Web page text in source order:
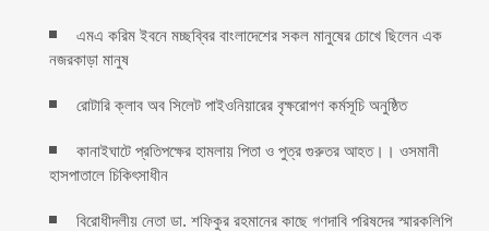
এমএ করিম ইবনে মচ্ছব্বির বাংলাদেশের সকল মানুষের চোখে ছিলেন এক
নজরকাড়া মানুষ ‎
রোটারি ক্লাব অব সিলেট পাইওনিয়ারের বৃক্ষরোপণ কর্মসূচি অনুষ্ঠিত
কানাইঘাটে প্রতিপক্ষের হামলায় পিতা ও পুত্র গুরুতর আহত।। ওসমানী
হাসপাতালে চিকিৎসাধীন
বিরোধীদলীয় নেতা ডা. শফিকুর রহমানের কাছে গণদাবি পরিষদের স্মারকলিপি ‎